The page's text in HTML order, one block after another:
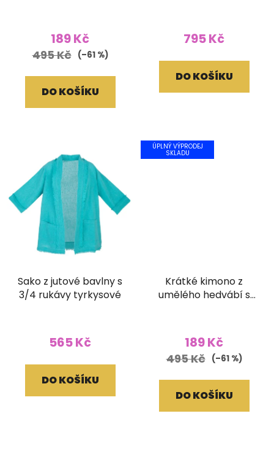
189 Kč
495 Kč (–61 %)
DO KOŠÍKU
795 Kč
DO KOŠÍKU
Sako z jutové bavlny s
3/4 rukávy tyrkysové
565 Kč
DO KOŠÍKU
ÚPLNÝ VÝPRODEJ
SKLADU
Krátké kimono z
umělého hedvábí s
189 Kč
495 Kč (–61 %)
DO KOŠÍKU